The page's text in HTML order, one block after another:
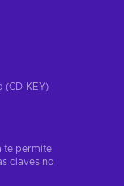
(CD-KEY)
te permite
claves no